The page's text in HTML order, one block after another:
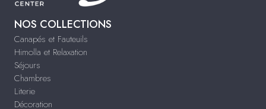
NOS COLLECTIONS
Canapés et Fauteuils
Himolla et Relaxation
Séjours
Chambres
Literie
Décoration